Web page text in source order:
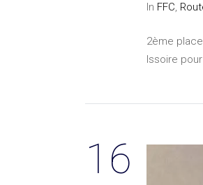
In FFC,
2ème
Issoire
16